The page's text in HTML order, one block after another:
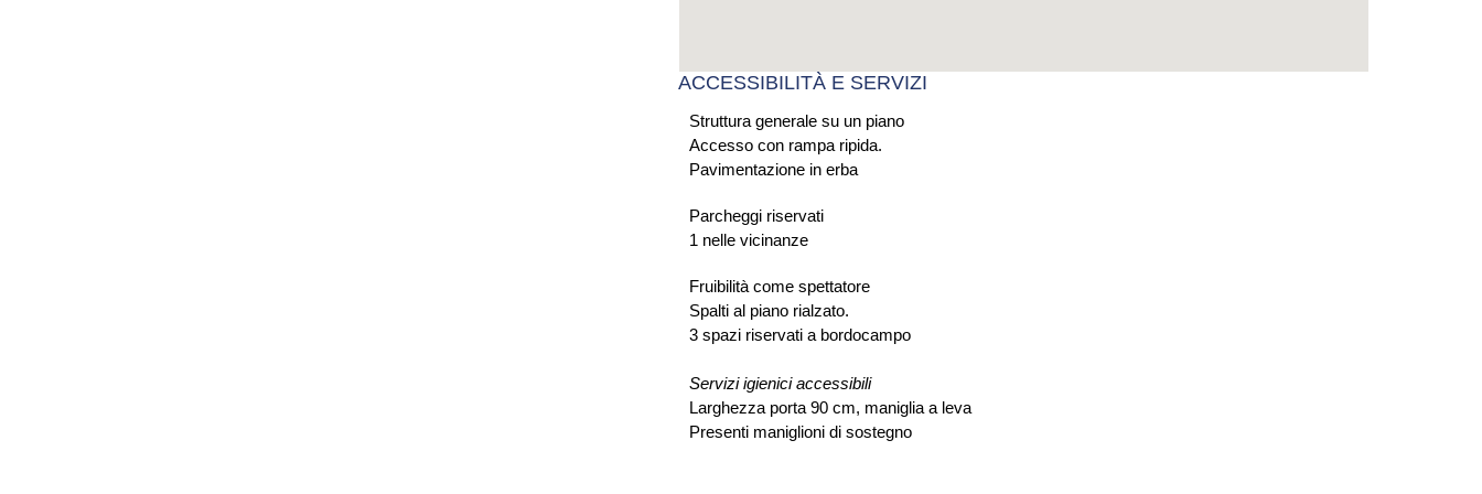
ACCESSIBILITÀ E SERVIZI
Struttura generale su un piano
Accesso con rampa ripida.
Pavimentazione in erba
Parcheggi riservati
1 nelle vicinanze
Fruibilità come spettatore
Spalti al piano rialzato.
3 spazi riservati a bordocampo
Servizi igienici accessibili
Larghezza porta 90 cm, maniglia a leva
Presenti maniglioni di sostegno